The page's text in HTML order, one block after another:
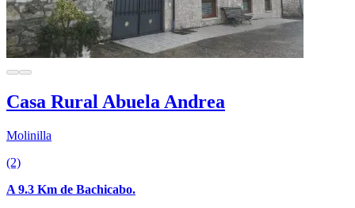
Casa Rural Abuela Andrea
Molinilla
(2)
A 9.3 Km de Bachicabo.